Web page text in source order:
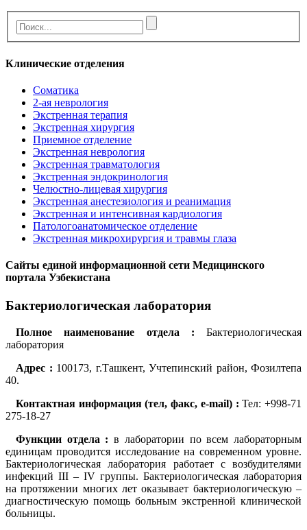
Клинические отделения
Cоматика
2-ая неврология
Экстренная терапия
Экстренная хирургия
Приемное отделение
Экстренная неврология
Экстренная травматология
Экстренная эндокринология
Челюстно-лицевая хирургия
Экстренная анестезиология и реанимация
Экстренная и интенсивная кардиология
Патологоанатомическое отделение
Экстренная микрохирургия и травмы глаза
Сайты единой информационной сети Медицинского
портала Узбекистана
Бактериологическая лаборатория
Полное наименование отдела : Бактериологическая
лаборатория
Адрес : 100173, г.Ташкент, Учтепинский район, Фозилтепа
40.
Контактная информация (тел, факс, e-mail) :Тел: +998-71
275-18-27
Функции отдела :в лаборатории по всем лабораторным
единицам проводится исследование на современном уровне.
Бактериологическая лаборатория работает с возбудителями
инфекций ΙΙΙ – ΙV группы. Бактериологическая лаборатория
на протяжении многих лет оказывает бактериологическую –
диагностическую помощь больным экстренной клинической
больницы.